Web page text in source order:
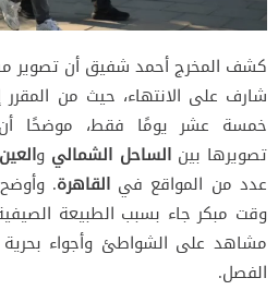
كشف المخرج أحمد شفيق أن تصوير
شارف على الانتهاء، حيث من المقرر
خمسة عشر يومًا فقط، موضحًا أن
تصويرها بينالساحل الشمالي و
عدد من المواقع فيالقاهرة.
وقت مبكر جاء بسبب الطبيعة
مشاهد على الشواطئ وأجواء
الفصل.